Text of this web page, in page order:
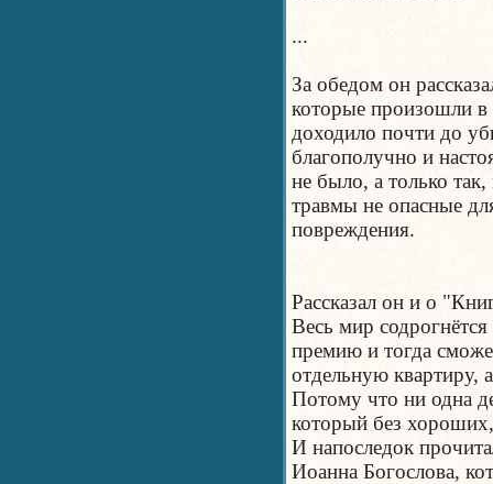
...
За обедом он
которые произошли в
доходило почти до
благополучно и
не было, а только
травмы не опасные
повреждения.
Рассказал он и о
Весь мир
премию и тогда
отдельную квартиру,
Потому что ни одна
который без
И напоследок
Иоанна Богослова,